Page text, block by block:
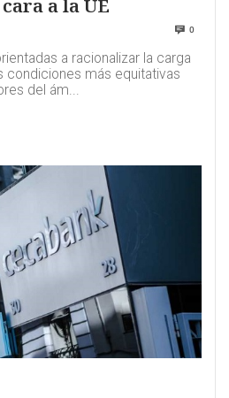
a la UE
0
a racionalizar la carga
condiciones más equitativas
del ám...